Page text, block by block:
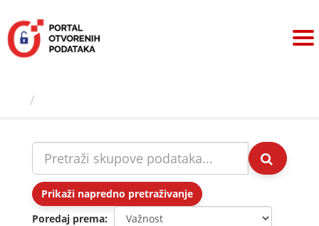
sadržaj
Prikaži napredno pretraživanje
Poredaj prema